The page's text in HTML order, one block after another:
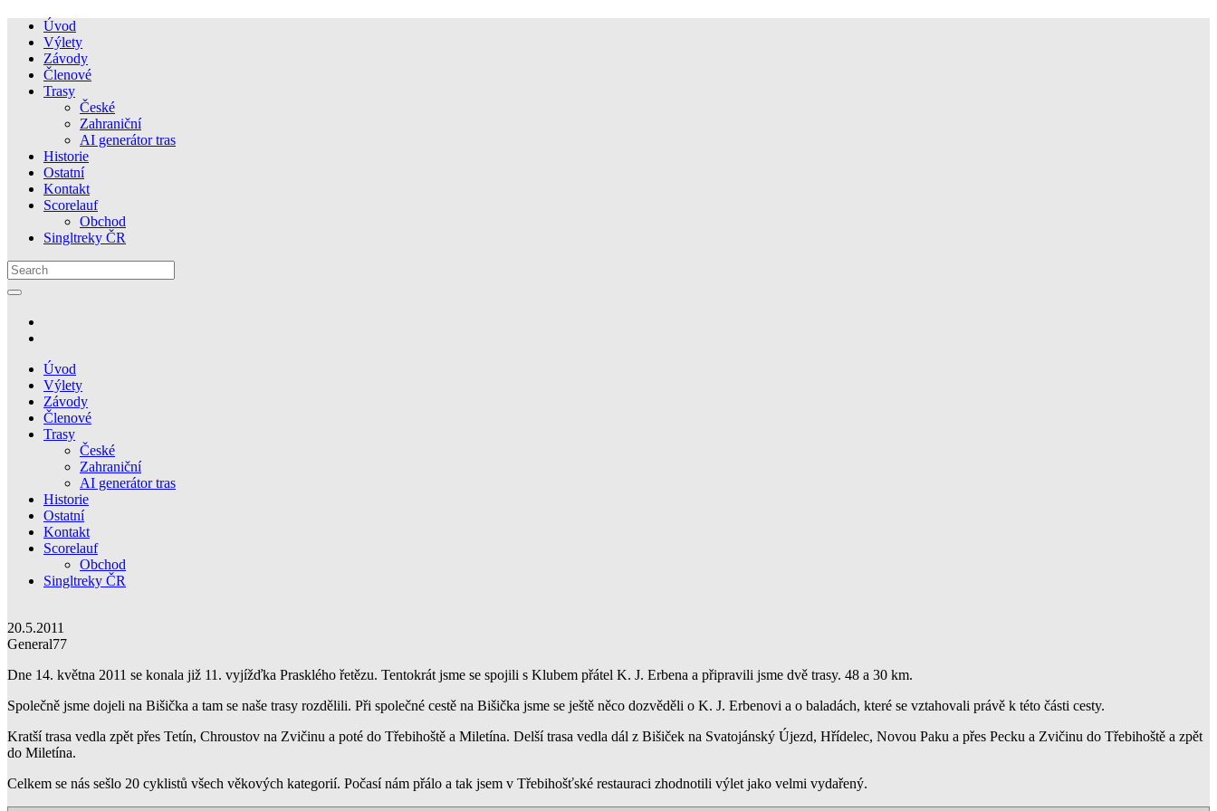
Úvod
Výlety
Závody
Členové
Trasy
České
Zahraniční
AI generátor tras
Historie
Ostatní
Kontakt
Scorelauf
Obchod
Singltreky ČR
Úvod
Výlety
Závody
Členové
Trasy
České
Zahraniční
AI generátor tras
Historie
Ostatní
Kontakt
Scorelauf
Obchod
Singltreky ČR
20.5.2011
General77
Dne 14. května 2011 se konala již 11. vyjížďka Prasklého řetězu. Tentokrát jsme se spojili s Klubem přátel K. J. Erbena a připravili jsme dvě trasy. 48 a 30 km.
Společně jsme dojeli na Bišička a tam se naše trasy rozdělili. Při společné cestě na Bišička jsme se ještě něco dozvěděli o K. J. Erbenovi a o baladách, které se vztahovali právě k této části cesty.
Kratší trasa vedla zpět přes Tetín, Chroustov na Zvičinu a poté do Třebihoště a Miletína. Delší trasa vedla dál z Bišiček na Svatojánský Újezd, Hřídelec, Novou Paku a přes Pecku a Zvičinu do Třebihoště a zpět
do Miletína.
Celkem se nás sešlo 20 cyklistů všech věkových kategorií. Počasí nám přálo a tak jsem v Třebihošťské restauraci zhodnotili výlet jako velmi vydařený.